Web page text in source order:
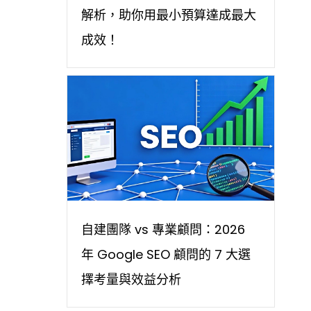
解析，助你用最小預算達成最大
成效！
自建團隊 vs 專業顧問：2026
年 Google SEO 顧問的 7 大選
擇考量與效益分析